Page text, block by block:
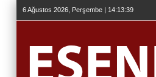
6 Ağustos 2026, Perşembe | 14:13:40